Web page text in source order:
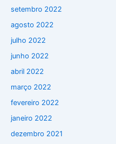
setembro 2022
agosto 2022
julho 2022
junho 2022
abril 2022
março 2022
fevereiro 2022
janeiro 2022
dezembro 2021